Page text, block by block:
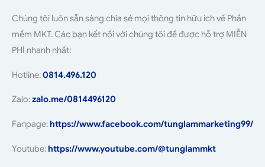
Chúng tôi luôn sẵn sàng chia sẻ mọi thông tin hữu ích về Phần
mềm MKT. Các bạn kết nối với chúng tôi để được hỗ trợ MIỄN
PHÍ nhanh nhất:
Hotline:0814.496.120
Zalo:zalo.me/0814496120
Fanpage: https://www.facebook.com/tunglammarketing99/
Youtube: https://www.youtube.com/@tunglammkt